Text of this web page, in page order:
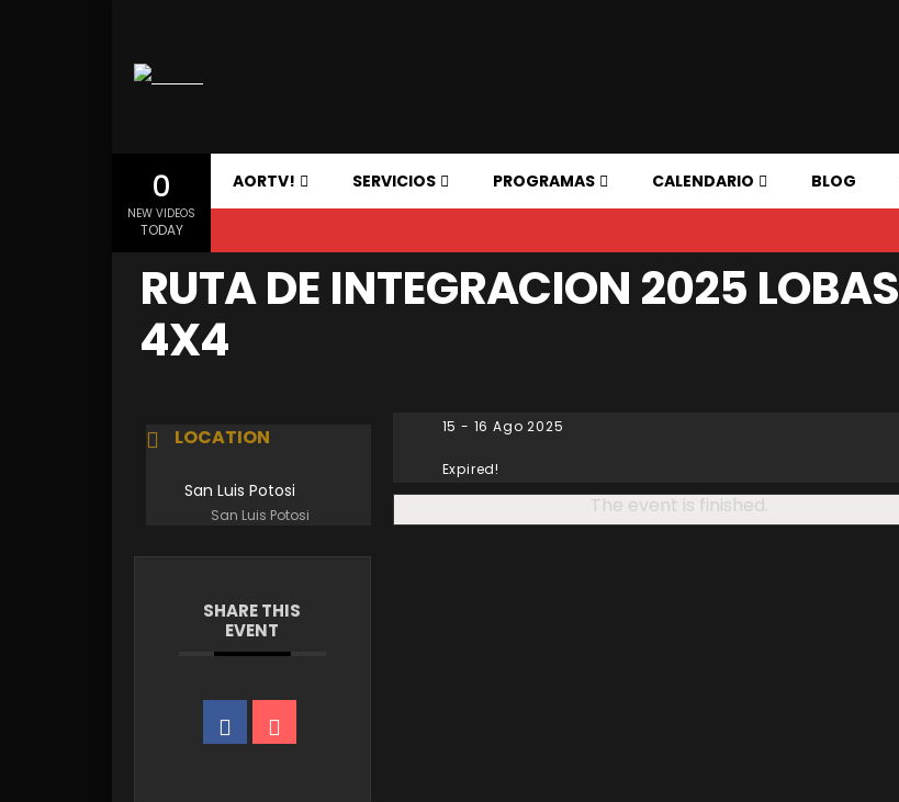
0
NEW VIDEOS
TODAY
AORTV! SERVICIOS PROGRAMAS CALENDARIO BLOG
RUTA DE INTEGRACION 2025 LOBAS
4X4
LOCATION
San Luis Potosi
San Luis Potosi
SHARE THIS
EVENT
15 - 16 Ago 2025
Expired!
The event is finished.